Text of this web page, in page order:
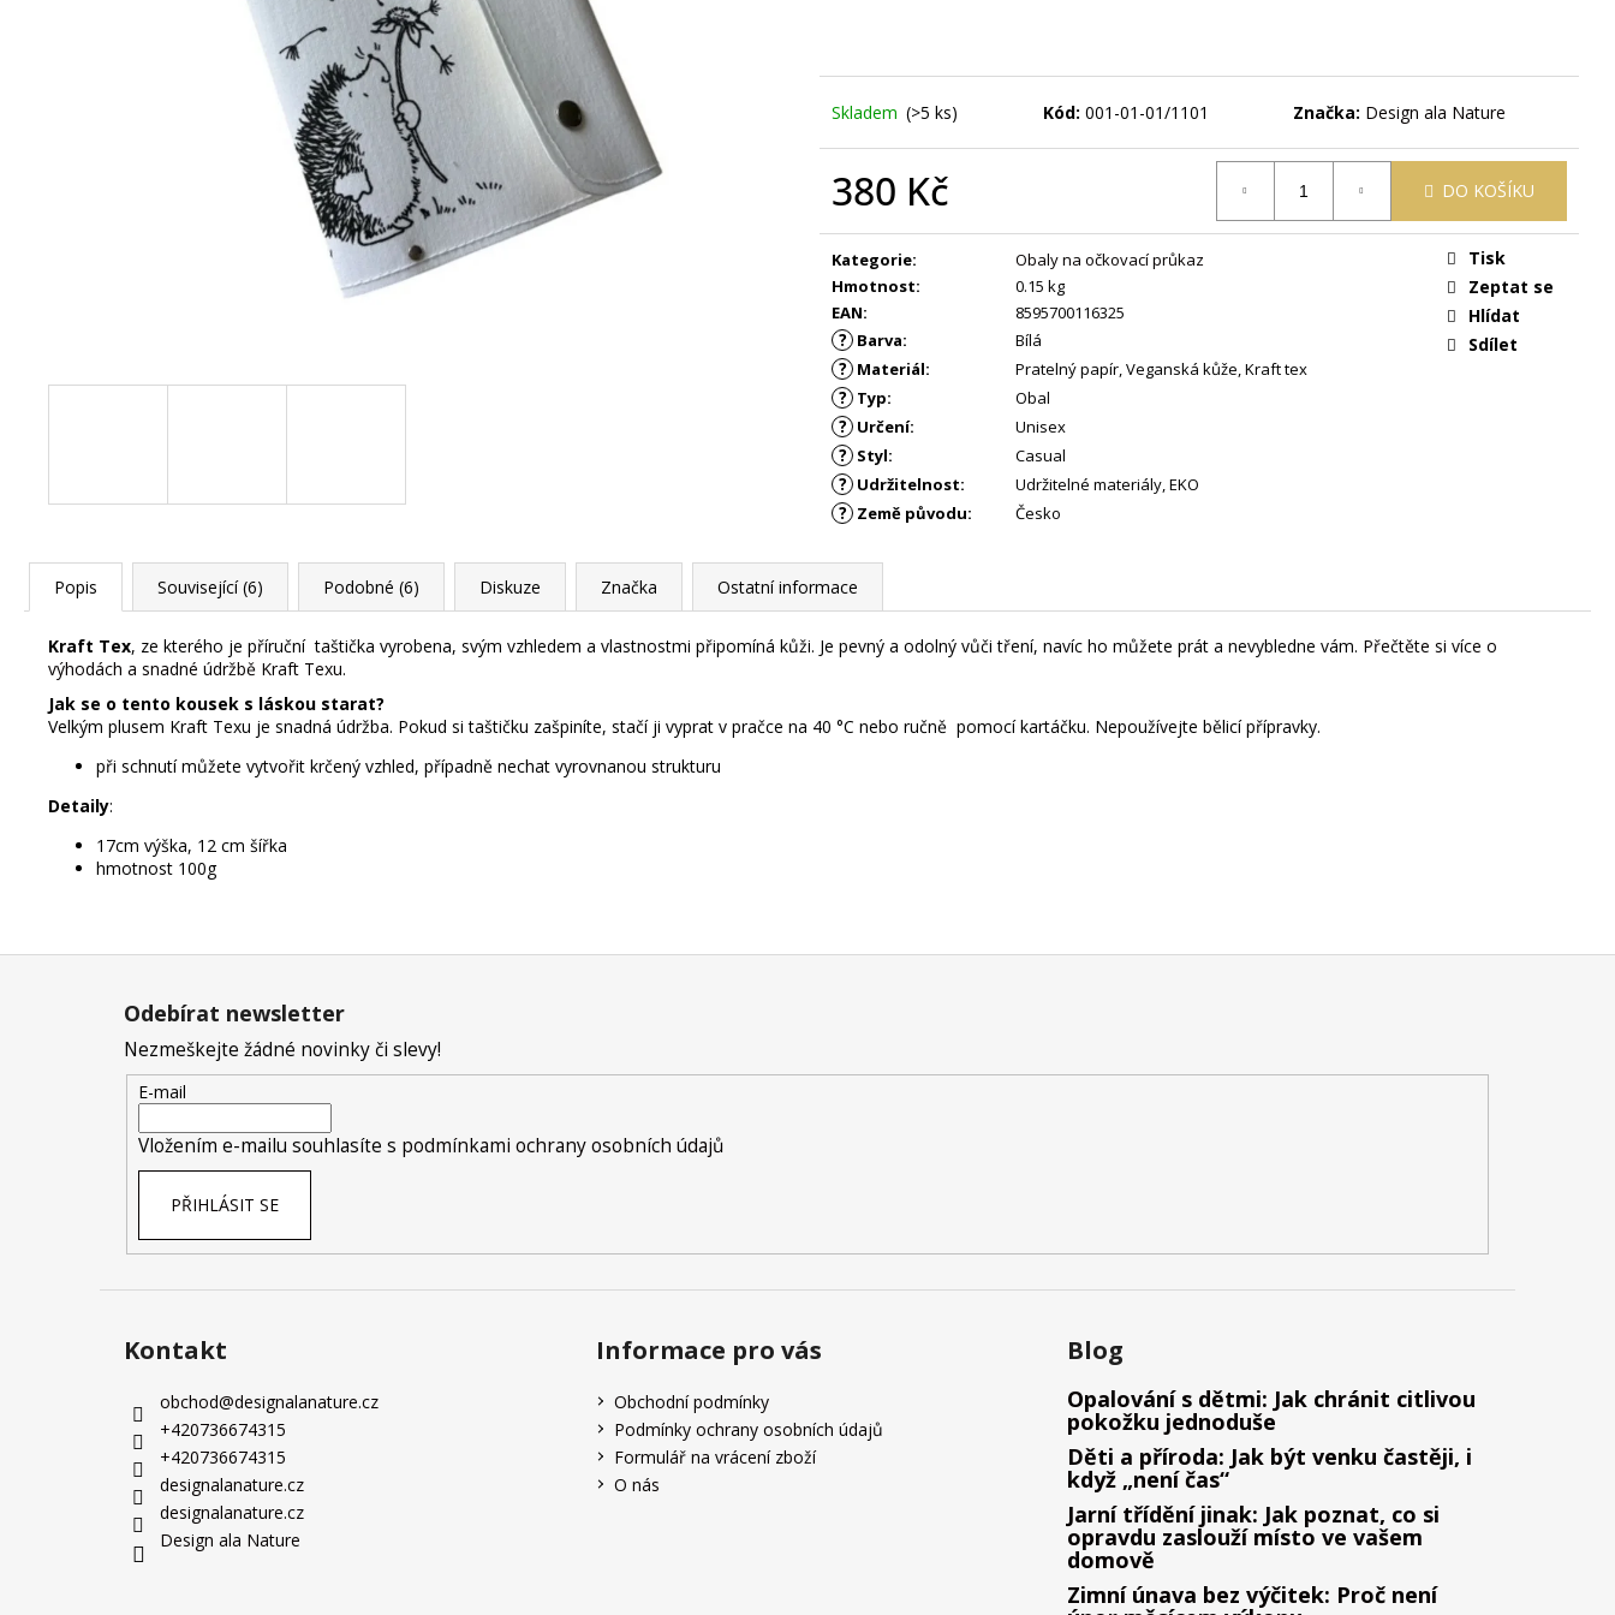
Skladem (>5 ks) Kód: 001-01-01/1101 Značka: Design ala Nature
380 Kč DO KOŠÍKU
Kategorie:
Obaly na očkovací průkaz
Hmotnost:
0.15 kg
EAN: 8595700116325
? Barva: Bílá
? Materiál: Pratelný papír, Veganská kůže, Kraft tex
? Typ: Obal
? Určení: Unisex
? Styl: Casual
? Udržitelnost: Udržitelné materiály, EKO
? Země původu: Česko
Tisk
Zeptat se
Hlídat
Sdílet
Popis Související (6) Podobné (6) Diskuze Značka Ostatní informace
Kraft Tex, ze kterého je příruční taštička vyrobena, svým vzhledem a vlastnostmi připomíná kůži. Je pevný a odolný vůči tření, navíc ho můžete prát a nevybledne vám. Přečtěte si více o
výhodách a snadné údržbě Kraft Texu.
Jak se o tento kousek s láskou starat?
Velkým plusem Kraft Texu je snadná údržba. Pokud si taštičku zašpiníte, stačí ji vyprat v pračce na 40 °C nebo ručně pomocí kartáčku. Nepoužívejte bělicí přípravky.
při schnutí můžete vytvořit krčený vzhled, případně nechat vyrovnanou strukturu
Detaily:
17cm výška, 12 cm šířka
hmotnost 100g
Z
Odebírat newsletter
Nezmeškejte žádné novinky či slevy!
E-mail
Vložením e-mailu souhlasíte s podmínkami ochrany osobních údajů
PŘIHLÁSIT SE
Kontakt
obchod@designalanature.cz
+420736674315
+420736674315
designalanature.cz
designalanature.cz
Design ala Nature
Informace pro vás
Obchodní podmínky
Podmínky ochrany osobních údajů
Formulář na vrácení zboží
O nás
Blog
Opalování s dětmi: Jak chránit citlivou
pokožku jednoduše
Děti a příroda: Jak být venku častěji, i
když „není čas“
Jarní třídění jinak: Jak poznat, co si
opravdu zaslouží místo ve vašem
domově
Zimní únava bez výčitek: Proč není